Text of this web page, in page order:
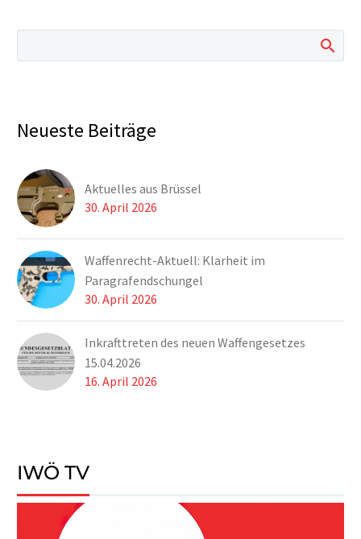
Stellung nehmen zu
in unserem Vorstand,
erlaubt sich die IWÖ zu
angeführten
Gesetzesvorhaben
Stellungnahme
abzugeben.
Neueste Beiträge
Aktuelles aus Brüssel
30. April 2026
Waffenrecht-Aktuell: Klarheit im
Paragrafendschungel
30. April 2026
Inkrafttreten des neuen Waffengesetzes
15.04.2026
16. April 2026
IWÖ TV